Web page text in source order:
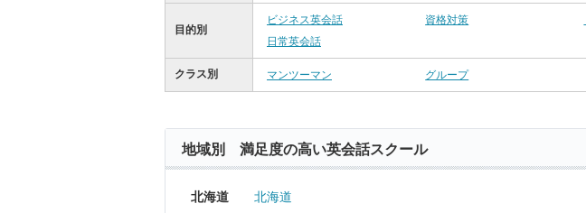
目的別
ビジネス英会話 資格対策
日常英会話
クラス別 マンツーマン グループ
地域別 満足度の高い英会話スクール
北海道
北海道